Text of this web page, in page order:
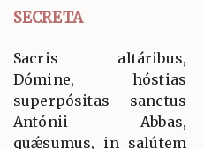
SECRETA
Sacris altáribus,
Dómine, hóstias
superpósitas sanctus
Antónii Abbas,
quǽsumus, in salútem